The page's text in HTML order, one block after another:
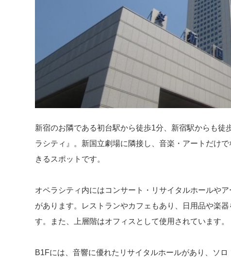
新宿のお隣である初台駅から徒歩1分、新宿駅からも徒
ラシティ』。新国立劇場に隣接し、音楽・アートだけ
きるスポットです。
オペラシティ内にはコンサート・リサイタルホールや
があります。レストランやカフェもあり、日用品や楽
す。また、上層階はオフィスとして使用されています。
B1Fには、音響に優れたリサイタルホールがあり、ソ